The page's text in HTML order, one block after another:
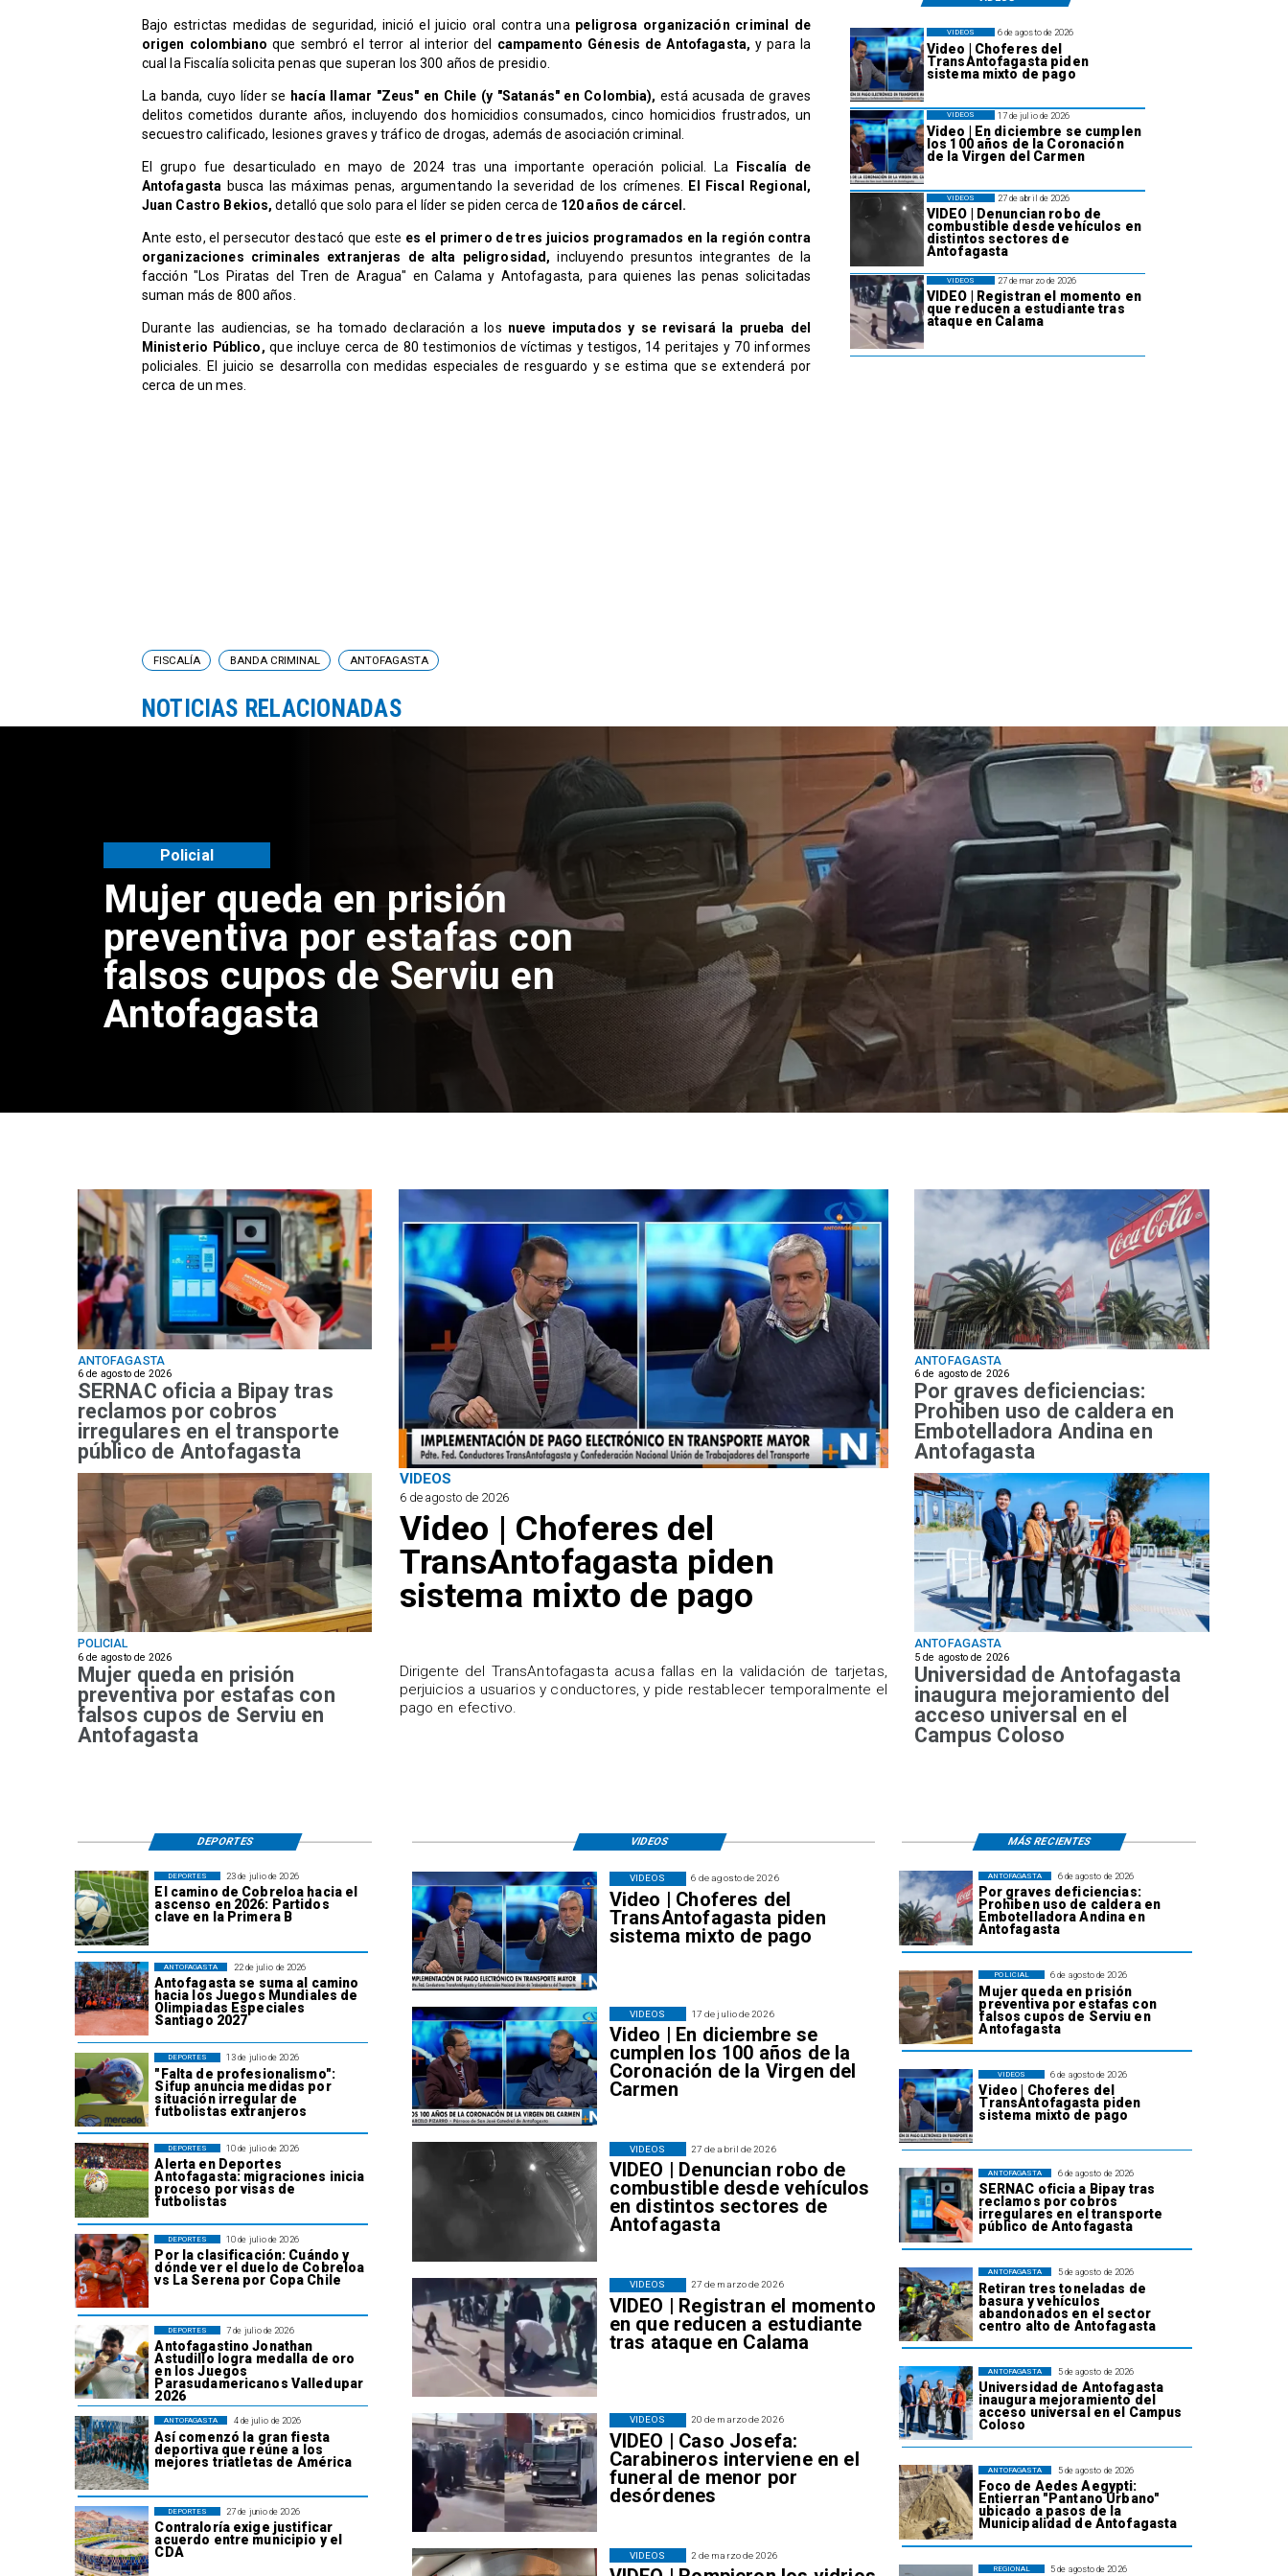
​Bajo estrictas medidas de seguridad, inició el juicio oral contra una peligrosa organización criminal de
origen colombianoque sembró el terror al interior del campamento Génesis de Antofagasta,y para la
cual la Fiscalía solicita penas que superan los 300 años de presidio.
La banda, cuyo líder se hacía llamar "Zeus" en Chile (y "Satanás" en Colombia), está acusada de graves
delitos cometidos durante años, incluyendo dos homicidios consumados, cinco homicidios frustrados, un
secuestro calificado, lesiones graves y tráfico de drogas, además de asociación criminal.
El grupo fue desarticulado en mayo de 2024 tras una importante operación policial. La
Fiscalía de
Antofagasta busca las máximas penas, argumentando la severidad de los crímenes. El Fiscal Regional,
Juan Castro Bekios, detalló que solo para el líder se piden cerca de 120 años de cárcel.
Ante esto, el persecutor destacó que este es el primero de tres juicios programados en la región contra
organizaciones criminales extranjeras de alta peligrosidad,incluyendo presuntos integrantes de la
facción "Los Piratas del Tren de Aragua" en Calama y Antofagasta, para quienes las penas solicitadas
suman más de 800 años.
Durante las audiencias, se ha tomado declaración a los nueve imputados y se revisará la prueba del
Ministerio Público,que incluye cerca de 80 testimonios de víctimas y testigos, 14 peritajes y 70 informes
policiales. El juicio se desarrolla con medidas especiales de resguardo y se estima que se extenderá por
cerca de un mes.
6 de agosto de 2026
Video | Choferes del
TransAntofagasta piden
sistema mixto de pago
VIDEOS
17 de julio de 2026
Video | En diciembre se cumplen
los 100 años de la Coronación
de la Virgen del Carmen
VIDEOS
27 de abril de 2026
VIDEO | Denuncian robo de
combustible desde vehículos en
distintos sectores de
Antofagasta
VIDEOS
27 de marzo de 2026
VIDEO | Registran el momento en
que reducen a estudiante tras
ataque en Calama
VIDEOS
FISCALÍA BANDA CRIMINAL ANTOFAGASTA
NOTICIAS RELACIONADAS
Mujer queda en prisión
preventiva por estafas con
falsos cupos de Serviu en
Antofagasta
Policial
ANTOFAGASTA
6 de agosto de 2026
SERNAC oficia a Bipay tras
reclamos por cobros
irregulares en el transporte
público de Antofagasta
VIDEOS
6 de agosto de 2026
Video | Choferes del
TransAntofagasta piden
sistema mixto de pago
​Dirigente del TransAntofagasta acusa fallas en la validación de tarjetas,
perjuicios a usuarios y conductores, y pide restablecer temporalmente el
pago en efectivo.
POLICIAL
6 de agosto de 2026
Mujer queda en prisión
preventiva por estafas con
falsos cupos de Serviu en
Antofagasta
ANTOFAGASTA
6 de agosto de 2026
Por graves deficiencias:
Prohiben uso de caldera en
Embotelladora Andina en
Antofagasta
ANTOFAGASTA
5 de agosto de 2026
Universidad de Antofagasta
inaugura mejoramiento del
acceso universal en el
Campus Coloso
6 de agosto de 2026
Por graves deficiencias:
Prohiben uso de caldera en
Embotelladora Andina en
Antofagasta
ANTOFAGASTA
6 de agosto de 2026
Mujer queda en prisión
preventiva por estafas con
falsos cupos de Serviu en
Antofagasta
POLICIAL
6 de agosto de 2026
Video | Choferes del
TransAntofagasta piden
sistema mixto de pago
VIDEOS
6 de agosto de 2026
SERNAC oficia a Bipay tras
reclamos por cobros
irregulares en el transporte
público de Antofagasta
ANTOFAGASTA
5 de agosto de 2026
Retiran tres toneladas de
basura y vehículos
abandonados en el sector
centro alto de Antofagasta
ANTOFAGASTA
5 de agosto de 2026
Universidad de Antofagasta
inaugura mejoramiento del
acceso universal en el Campus
Coloso
ANTOFAGASTA
5 de agosto de 2026
Foco de Aedes Aegypti:
Entierran "Pantano Urbano"
ubicado a pasos de la
Municipalidad de Antofagasta
ANTOFAGASTA
5 de agosto de 2026
REGIONAL
23 de julio de 2026
El camino de Cobreloa hacia el
ascenso en 2026: Partidos
clave en la Primera B
DEPORTES
22 de julio de 2026
Antofagasta se suma al camino
hacia los Juegos Mundiales de
Olimpiadas Especiales
Santiago 2027
ANTOFAGASTA
13 de julio de 2026
"Falta de profesionalismo":
Sifup anuncia medidas por
situación irregular de
futbolistas extranjeros
DEPORTES
10 de julio de 2026
Alerta en Deportes
Antofagasta: migraciones inicia
proceso por visas de
futbolistas
DEPORTES
10 de julio de 2026
Por la clasificación: Cuándo y
dónde ver el duelo de Cobreloa
vs La Serena por Copa Chile
DEPORTES
7 de julio de 2026
Antofagastino Jonathan
Astudillo logra medalla de oro
en los Juegos
Parasudamericanos Valledupar
2026
DEPORTES
4 de julio de 2026
Así comenzó la gran fiesta
deportiva que reúne a los
mejores triatletas de América
ANTOFAGASTA
27 de junio de 2026
Contraloría exige justificar
acuerdo entre municipio y el
CDA
DEPORTES
6 de agosto de 2026
Video | Choferes del
TransAntofagasta piden
sistema mixto de pago
VIDEOS
17 de julio de 2026
Video | En diciembre se
cumplen los 100 años de la
Coronación de la Virgen del
Carmen
VIDEOS
27 de abril de 2026
VIDEO | Denuncian robo de
combustible desde vehículos
en distintos sectores de
Antofagasta
VIDEOS
27 de marzo de 2026
VIDEO | Registran el momento
en que reducen a estudiante
tras ataque en Calama
VIDEOS
20 de marzo de 2026
VIDEO | Caso Josefa:
Carabineros interviene en el
funeral de menor por
desórdenes
VIDEOS
2 de marzo de 2026
VIDEOS
VIDEOS
DEPORTES MÁS RECIENTES